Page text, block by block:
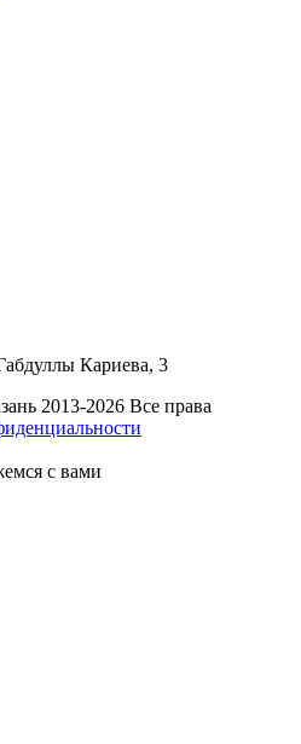
Кариева, 3
2013-2026 Все права
с вами